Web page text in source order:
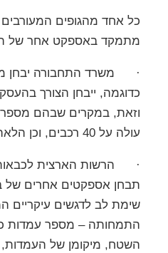
כל אחד מהגופים
מתמקד באספקט אחר של
· משרד התחבורה יבחן
כדוגמה, ייבחן הצורך
וזאת, במקרים שבהם
עולה על 40 רכבים, וכן הלאה.
· הרשות הארצית
תבחן אספקטים אחרים של
שימת לב לדגשים עיקריים
התמחותה – מספר עמדות
השטח, מיקומן של העמדות,